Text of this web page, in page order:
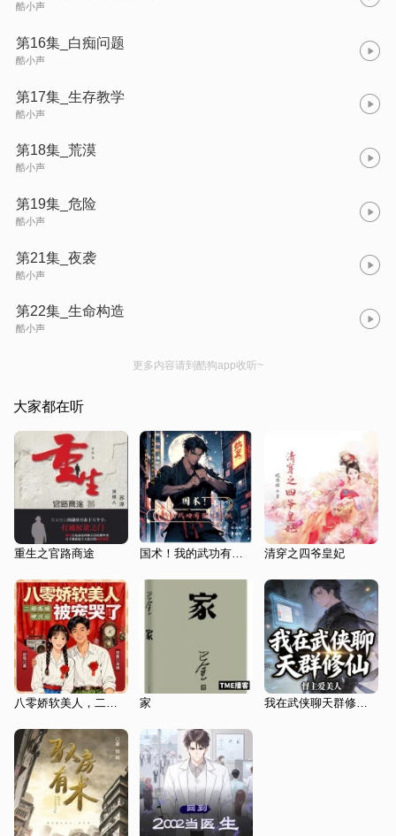
酷小声
第16集_白痴问题
酷小声
第17集_生存教学
酷小声
第18集_荒漠
酷小声
第19集_危险
酷小声
第21集_夜袭
酷小声
第22集_生命构造
酷小声
更多内容请到酷狗app收听~
大家都在听
重生之官路商途 国术！我的武功有强化面板|都市拳霸文|热血激战 清穿之四爷皇妃
家 我在武侠聊天群修仙|苟道流|凡人流|聊天群|属性面板